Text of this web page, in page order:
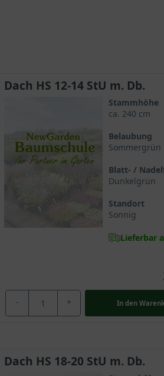
Dach HS 12-14 StU m. Db.
Stammhöhe
ca. 240 cm
Belaubung
Sommergrün
Blatt- /
Dunkelgrün
Standort
Sonnig
Lieferbar
- + In den
Dach HS 18-20 StU m. Db.